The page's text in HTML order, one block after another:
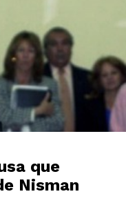
que
Nisman